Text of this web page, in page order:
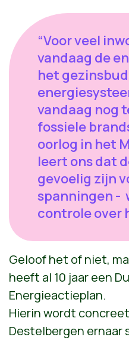
“Voor veel
vandaag de
het
vandaag nog
fossiele
oorlog in het
leert ons dat
gevoelig zijn
spanningen -
controle over
Geloof het of niet,
heeft al 10 jaar een
Energieactieplan.
Hierin wordt
Destelbergen ernaar